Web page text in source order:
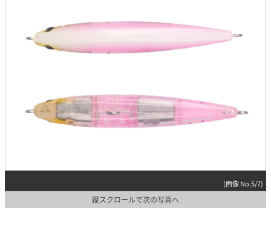
(画像 No.5/7)
縦スクロールで次の写真へ